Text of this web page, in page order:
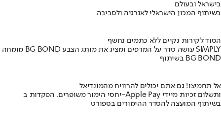
בישראל ובעולם
בשיתוף המכון הישראלי לאנרגיה ולסביבה
הסוד לקירות נקיים ללא כתמים נחשף
מומחה BG BOND עושה סדר על המדפים ומציג את מותג הצבע SIMPLY
בשיתוף BG BOND
אל תחמיצו! גם אתם יכולים להרוויח מהמונדיאל
יחסי הימור משופרים, הפקדות ב-Apple Pay ותשלום זכיות מיידי
בשיתוף המועצה להסדר ההימורים בספורט